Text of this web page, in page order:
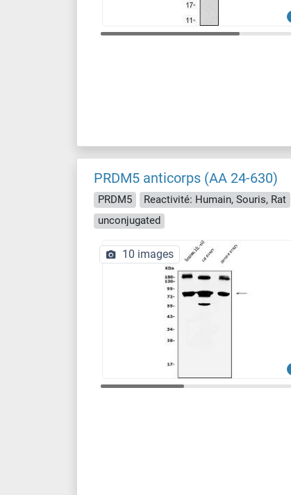
PRDM5 anticorps (AA 24-630)
PRDM5 Reactivité: Humain, Souris, Rat
unconjugated
10 images